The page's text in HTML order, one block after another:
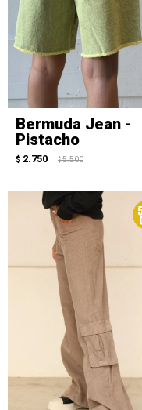
Bermuda Jean -
Pistacho
$ 2.750 $ 5.500